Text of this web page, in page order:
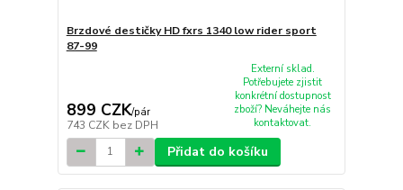
Brzdové destičky HD fxrs 1340 low rider sport
87-99
899 CZK/pár
743 CZK bez DPH
Externí sklad.
Potřebujete zjistit
konkrétní dostupnost
zboží? Neváhejte nás
kontaktovat.
Přidat do košíku